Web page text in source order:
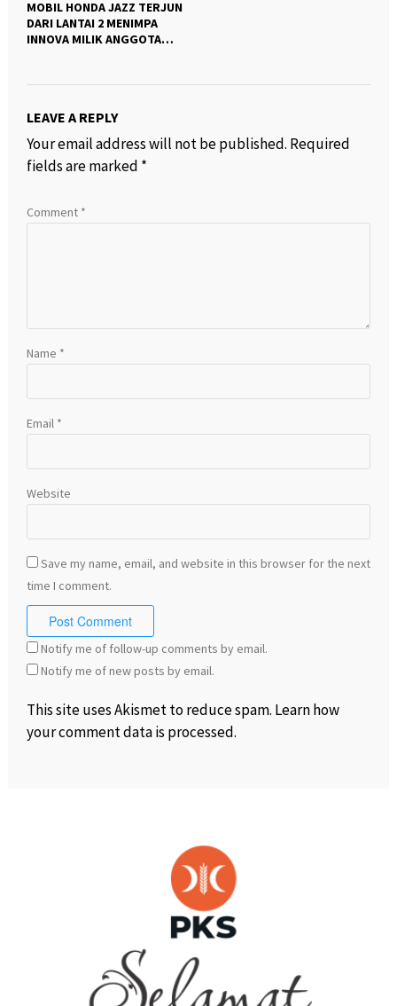
MOBIL HONDA JAZZ TERJUN
DARI LANTAI 2 MENIMPA
INNOVA MILIK ANGGOTA
LEAVE A REPLY
Your email address will not be published. Required
fields are marked *
Comment *
Name *
Email *
Website
Save my name, email, and website in this browser for the next
time I comment.
Notify me of follow-up comments by email.
Notify me of new posts by email.
This site uses Akismet to reduce spam. Learn how
your comment data is processed.